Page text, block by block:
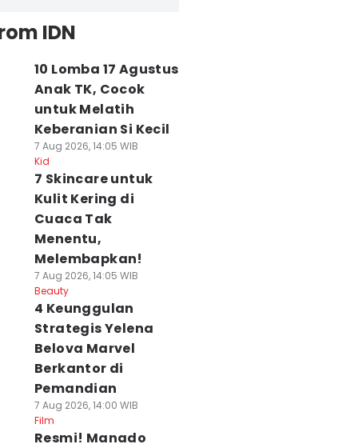
IDN
10 Lomba 17 Agustus
Anak TK, Cocok
untuk Melatih
Keberanian Si Kecil
7 Aug 2026, 14:05 WIB
Kid
7 Skincare untuk
Kulit Kering di
Cuaca Tak
Menentu,
Melembapkan!
7 Aug 2026, 14:05 WIB
Beauty
4 Keunggulan
Strategis Yelena
Belova Marvel
Berkantor di
Pemandian
7 Aug 2026, 14:00 WIB
Film
Resmi! Manado